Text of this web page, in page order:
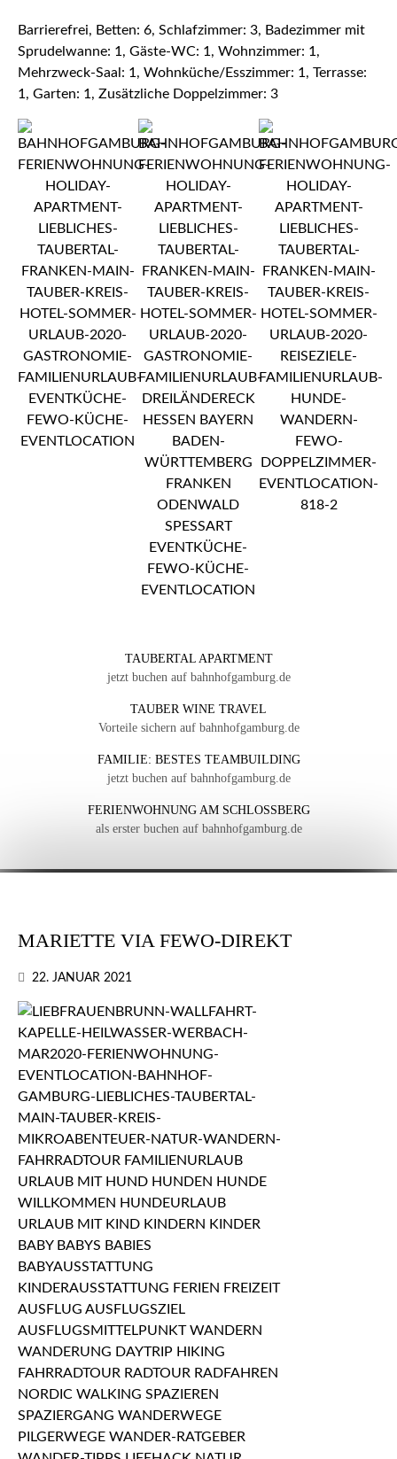
Barrierefrei, Betten: 6, Schlafzimmer: 3, Badezimmer mit
Sprudelwanne: 1, Gäste-WC: 1, Wohnzimmer: 1,
Mehrzweck-Saal: 1, Wohnküche/Esszimmer: 1, Terrasse:
1, Garten: 1, Zusätzliche Doppelzimmer: 3
TAUBERTAL APARTMENT
jetzt buchen auf bahnhofgamburg.de
TAUBER WINE TRAVEL
Vorteile sichern auf bahnhofgamburg.de
FAMILIE: BESTES TEAMBUILDING
jetzt buchen auf bahnhofgamburg.de
FERIENWOHNUNG AM SCHLOSSBERG
als erster buchen auf bahnhofgamburg.de
MARIETTE VIA FEWO-DIREKT
22. JANUAR 2021